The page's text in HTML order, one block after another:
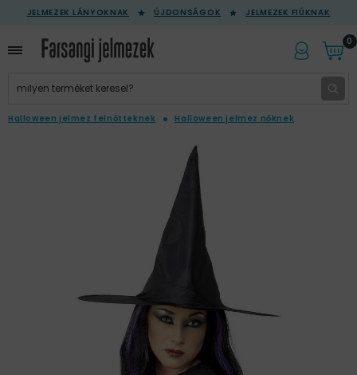
JELMEZEK LÁNYOKNAK ÚJDONSÁGOK JELMEZEK FIÚKNAK
0
Halloween jelmez felnőtteknek Halloween jelmez nőknek